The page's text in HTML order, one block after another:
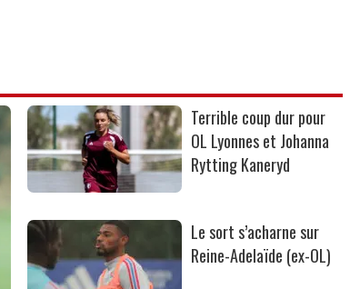
Terrible coup dur pour
OL Lyonnes et Johanna
Rytting Kaneryd
Le sort s’acharne sur
Reine-Adelaïde (ex-OL)